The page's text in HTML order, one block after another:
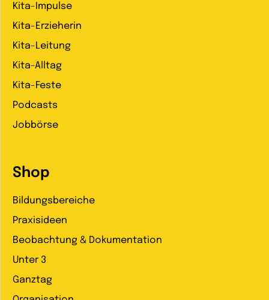
Kita-Impulse
Kita-Erzieherin
Kita-Leitung
Kita-Alltag
Kita-Feste
Podcasts
Jobbörse
Shop
Bildungsbereiche
Praxisideen
Beobachtung & Dokumentation
Unter 3
Ganztag